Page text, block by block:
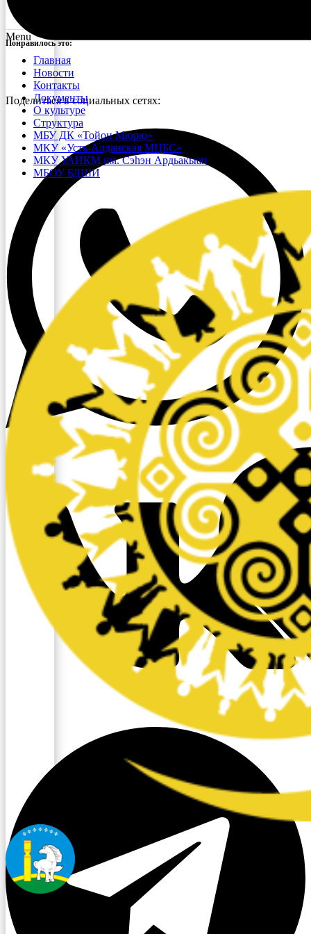
Menu
Главная
Новости
Контакты
Документы
О культуре
Структура
МБУ ДК «Тойон Мюрю»
МКУ «Усть-Алданская МЦБС»
МКУ УАИКМ им. Сэһэн Ардьакыап
МБОУ БДШИ
Понравилось это:
Поделиться в социальных сетях: